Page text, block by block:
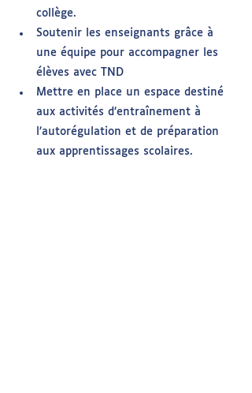
collège.
Soutenir les enseignants grâce à
une équipe pour accompagner les
élèves avec TND
Mettre en place un espace destiné
aux activités d’entraînement à
l’autorégulation et de préparation
aux apprentissages scolaires.